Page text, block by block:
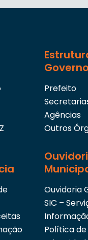
integridade física
físicos e
destes à
Municipal
e manter
outras atividades
Diretor de
Governo
Prefeito
Agências
Outros
Ouvidoria
SIC –
Política de